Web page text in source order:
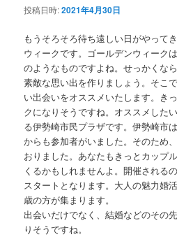
ン
ツ
へ
移
動
ツ
へ
移
動
投稿日時:2021年4月30日
もうそろそろ待ち遠しい日がやって
ウィークです。ゴールデンウィーク
のようなものですよね。せっかくな
素敵な思い出を作りましょう。そこ
い出会いをオススメいたします。き
クになりそうですね。オススメした
る伊勢崎市民プラザです。伊勢崎市
からも参加者がいました。そのため
おりました。あなたもきっとカップ
くるかもしれませんよ。開催される
スタートとなります。大人の魅力婚
歳の方が集まります。
出会いだけでなく、結婚などのその
りそうですね。